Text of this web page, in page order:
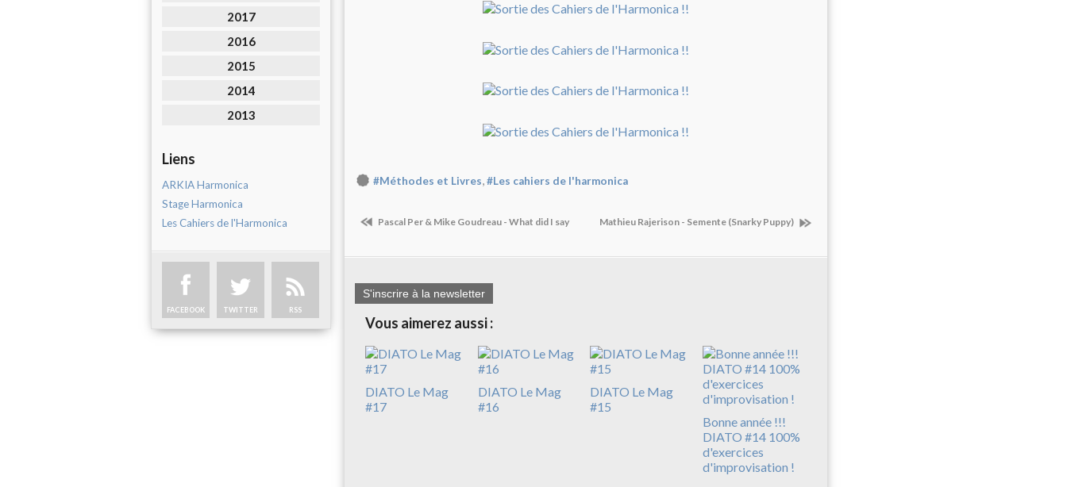
2017
2016
2015
2014
2013
Liens
ARKIA Harmonica
Stage Harmonica
Les Cahiers de l'Harmonica
FACEBOOK TWITTER RSS
#Méthodes et Livres,#Les cahiers de l'harmonica
Pascal Per & Mike Goudreau - What did I say Mathieu Rajerison - Semente (Snarky Puppy)
S'inscrire à la newsletter
Vous aimerez aussi :
DIATO Le Mag
#17
DIATO Le Mag
#16
DIATO Le Mag
#15
Bonne année !!!
DIATO #14 100%
d'exercices
d'improvisation !